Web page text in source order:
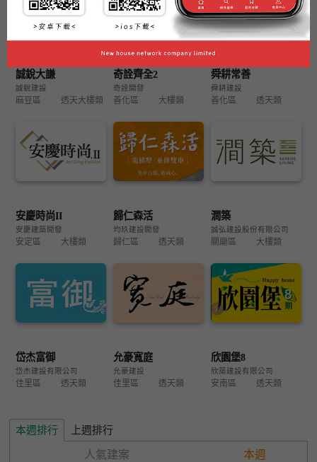
誠銳大謙
誠銳建設
麻豆區 透天大樓類
奇詮齊全2
奇詮開發
善化區 大樓類
舜耕常善
舜耕建設
善化區 透天類
安慶時尚II
安慶建築開發
安定區 大樓類
歸仁森活
均玖建設開發
歸仁區 透天類
澗築
誠弘建設股份有限公司
關廟區 大樓類
岱杰富御
岱杰建設有限公司
佳里區 透天類
允豪寬庭
允豪建設
佳里區 透天類
欣園堡8
欣築建設有限公司
安南區 透天類
本週排行 上週排行
人氣建案 本週